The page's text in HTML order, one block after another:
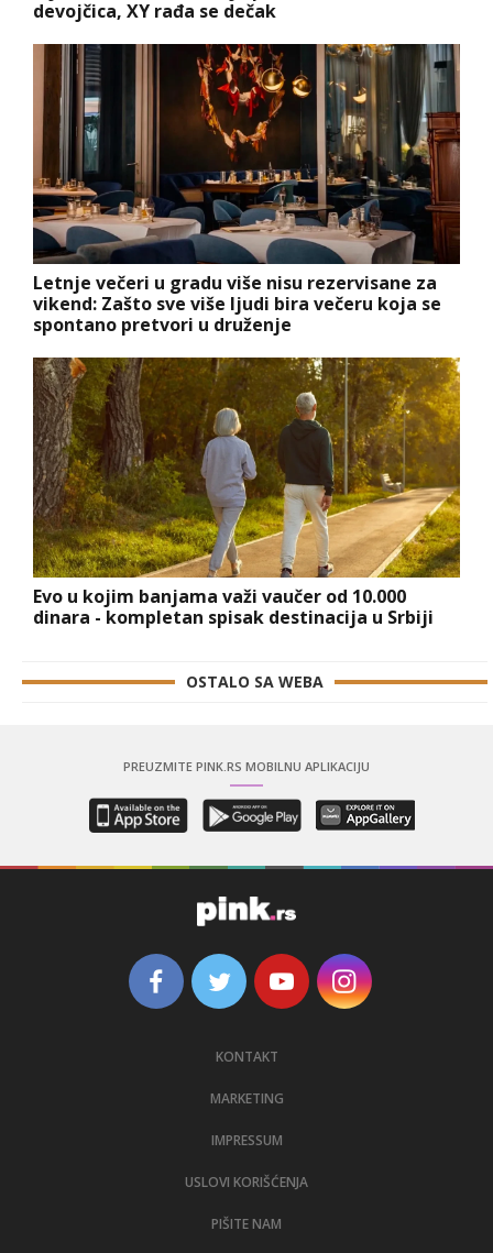
devojčica, XY rađa se dečak
Letnje večeri u gradu više nisu rezervisane za
vikend: Zašto sve više ljudi bira večeru koja se
spontano pretvori u druženje
Evo u kojim banjama važi vaučer od 10.000
dinara - kompletan spisak destinacija u Srbiji
OSTALO SA WEBA
PREUZMITE PINK.RS MOBILNU APLIKACIJU
KONTAKT
MARKETING
IMPRESSUM
USLOVI KORIŠĆENJA
PIŠITE NAM